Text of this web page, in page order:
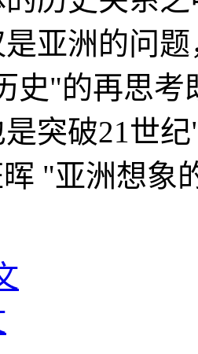
亚洲的问
史"的再思考
突破21世
"亚洲想象